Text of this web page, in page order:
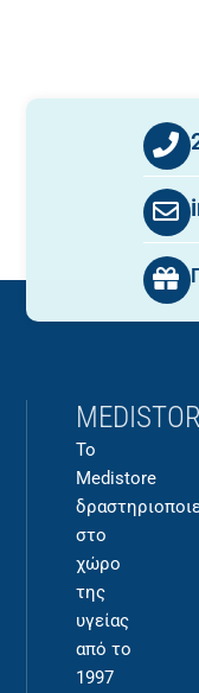
Το
Medistore
στο
χώρο
της
υγείας
από το
1997